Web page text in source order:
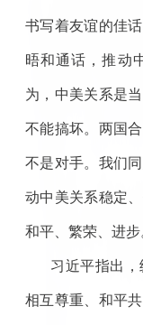
书写着友谊的佳
晤和通话，推动
为，中美关系是
不能搞坏。两国
不是对手。我们
动中美关系稳定
和平、繁荣、进步
习近平指出
相互尊重、和平